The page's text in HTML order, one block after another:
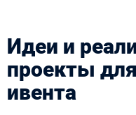
Идеи и
проекты
ивента